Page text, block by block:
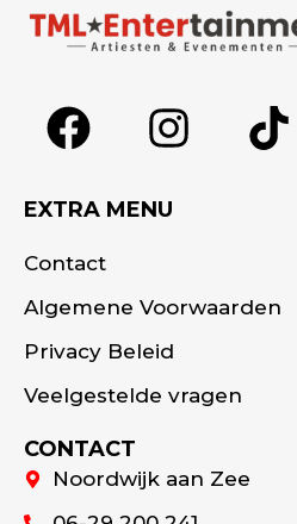
EXTRA MENU
Contact
Algemene Voorwaarden
Privacy Beleid
Veelgestelde vragen
CONTACT
Noordwijk aan Zee